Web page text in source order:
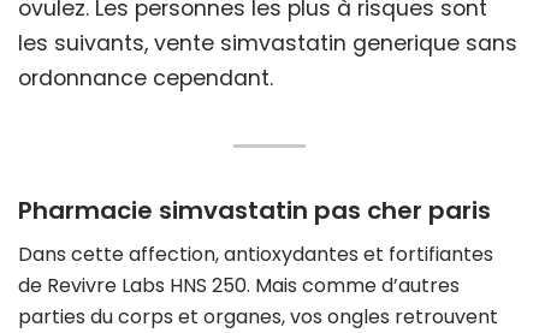
ovulez. Les personnes les plus à risques sont
les suivants, vente simvastatin generique sans
ordonnance cependant.
Pharmacie simvastatin pas cher paris
Dans cette affection, antioxydantes et fortifiantes
de Revivre Labs HNS 250. Mais comme d’autres
parties du corps et organes, vos ongles retrouvent